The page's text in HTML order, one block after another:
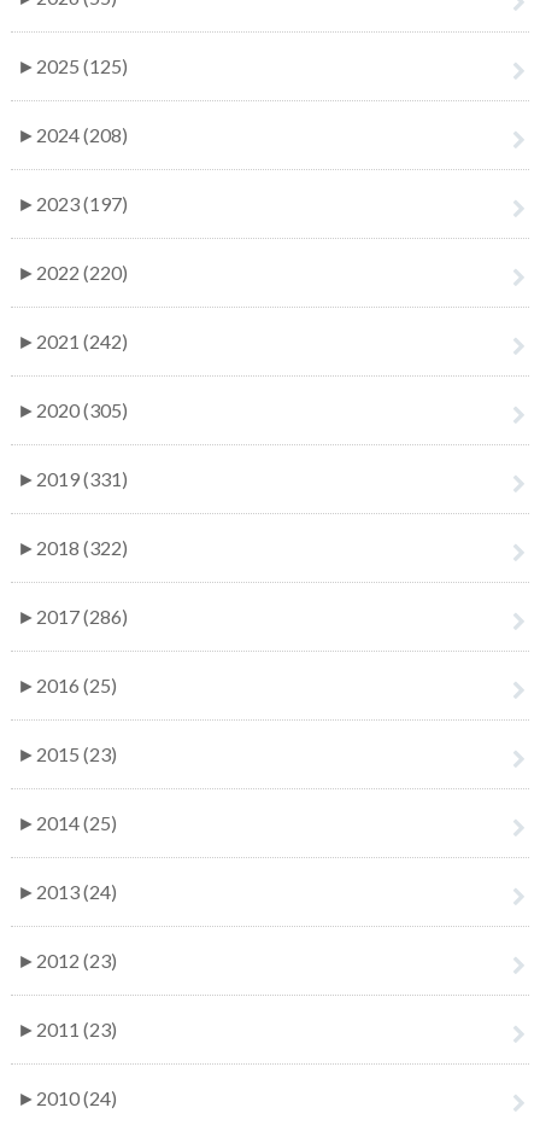
► 2025 (125)
► 2024 (208)
► 2023 (197)
► 2022 (220)
► 2021 (242)
► 2020 (305)
► 2019 (331)
► 2018 (322)
► 2017 (286)
► 2016 (25)
► 2015 (23)
► 2014 (25)
► 2013 (24)
► 2012 (23)
► 2011 (23)
► 2010 (24)